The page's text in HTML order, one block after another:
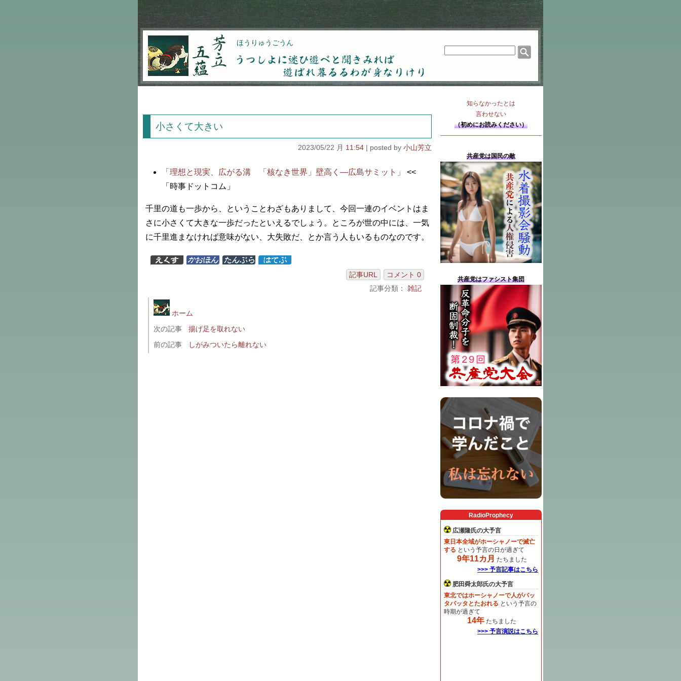
芳立五蘊 ほうりゅうごうん
うつしよに迷ひ遊べと聞きみれば遊ばれ暮るるわが
小さくて大きい
2023/05/22 月 11:54 小山芳立
「理想と現実、広がる溝 「核なき世界」壁高く―広島サミット」
<<
「時事ドットコム」
千里の道も一歩から、ということわざもありまして、今回一連のイベントはま
さに小さくて大きな一歩だったといえるでしょう。ところが世の中には、一気
に千里進まなければ意味がない、大失敗だ、とか言う人もいるものなのです。
記事URL
コメント 0
記事分類： 雑記
ホーム
次の記事
揚げ足を取れない
前の記事
しがみついたら離れない
知らなかったとは
言わせない
（初めにお読みください）
共産党は国民の敵
共産党はファシスト集団